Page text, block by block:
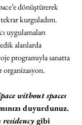
dönüştürerek
kurguladım.
uygulamaları
alanlarda
programıyla sanatta
organizasyon.
without spaces
duyurdunuz.
residency gibi